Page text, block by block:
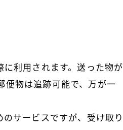
利用されます。送った物が
便物は追跡可能で、万が一
サービスですが、受け取り